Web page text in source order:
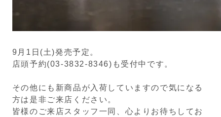
9月1日(土)発売予定。
店頭予約(03-3832-8346)も受付中です。
その他にも新商品が入荷していますので気になる
方は是非ご来店ください。
皆様のご来店スタッフ一同、心よりお待ちしてお